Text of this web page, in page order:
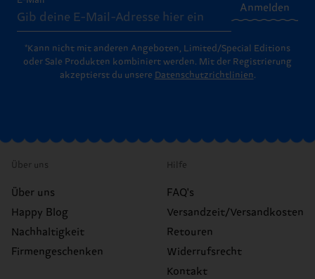
Anmelden
*Kann nicht mit anderen Angeboten, Limited/Special Editions
oder Sale Produkten kombiniert werden. Mit der Registrierung
akzeptierst du unsere Datenschutzrichtlinien.
Über uns
Über uns
Happy Blog
Nachhaltigkeit
Firmengeschenken
Hilfe
FAQ's
Versandzeit/Versandkosten
Retouren
Widerrufsrecht
Kontakt